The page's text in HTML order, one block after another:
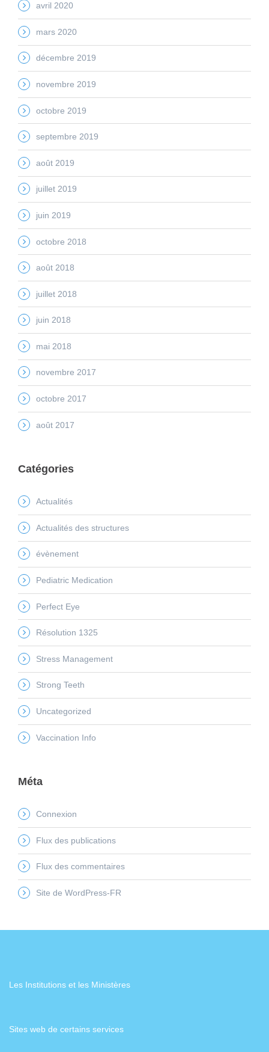
avril 2020
mars 2020
décembre 2019
novembre 2019
octobre 2019
septembre 2019
août 2019
juillet 2019
juin 2019
octobre 2018
août 2018
juillet 2018
juin 2018
mai 2018
novembre 2017
octobre 2017
août 2017
Catégories
Actualités
Actualités des structures
évènement
Pediatric Medication
Perfect Eye
Résolution 1325
Stress Management
Strong Teeth
Uncategorized
Vaccination Info
Méta
Connexion
Flux des publications
Flux des commentaires
Site de WordPress-FR
Les Institutions et les Ministères
Sites web de certains services